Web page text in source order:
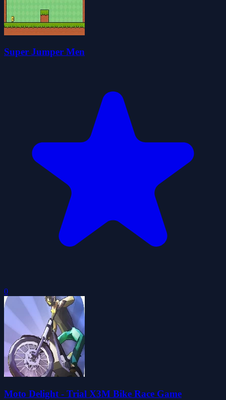
Super Jumper Men
0
Moto Delight - Trial X3M Bike Race Game